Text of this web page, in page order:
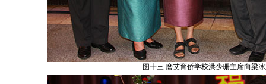
图十三.磨艾育侨学校洪少珊主席向梁